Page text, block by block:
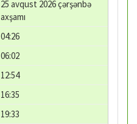
25 avqust 2026 çərşənbə
axşamı
04:26
06:02
12:54
16:35
19:33